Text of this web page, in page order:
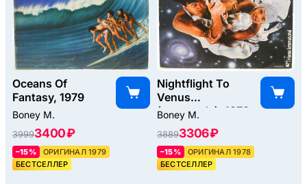
Oceans Of
Fantasy, 1979
Boney M.
39993400 ₽
–15%
ОРИГИНАЛ 1979
БЕСТСЕЛЛЕР
Nightflight To
Venus
(postcards), 1978
Boney M.
38893306 ₽
–15%
ОРИГИНАЛ 1978
БЕСТСЕЛЛЕР